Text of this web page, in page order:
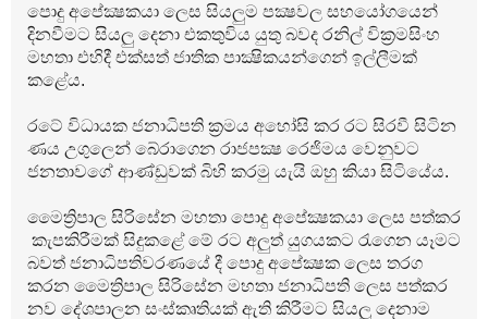
පොදු අපේක්‍ෂකයා ලෙස සියලුම පක්‍ෂවල සහයෝගයෙන්
දිනවීමට සියලු දෙනා එකතුවිය යුතු බවද රනිල් වික්‍රමසිංහ
මහතා එහිදී එක්‌සත් ජාතික පාක්‍ෂිකයන්ගෙන් ඉල්ලීමක්‌
කළේය.
රටේ විධායක ජනාධිපති ක්‍රමය අහෝසි කර රට සිරවී සිටින
ණය උගුලෙන් බේරාගෙන රාජපක්‍ෂ රෙජිමය වෙනුවට
ජනතාවගේ ආණ්‌ඩුවක්‌ බිහි කරමු යැයි ඔහු කියා සිටියේය.
මෛත්‍රිපාල සිරිසේන මහතා පොදු අපේක්‍ෂකයා ලෙස පත්කර
කැපකිරීමක්‌ සිදුකළේ මේ රට අලුත් යුගයකට රැගෙන යෑමට
බවත් ජනාධිපතිවරණයේ දී පොදු අපේක්‍ෂක ලෙස තරග
කරන මෛත්‍රිපාල සිරිසේන මහතා ජනාධිපති ලෙස පත්කර
නව දේශපාලන සංස්‌කෘතියක්‌ ඇති කිරීමට සියලු දෙනාම